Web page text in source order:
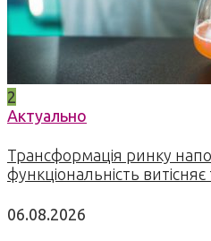
2
Актуально
Трансформація ринку
функціональність
06.08.2026